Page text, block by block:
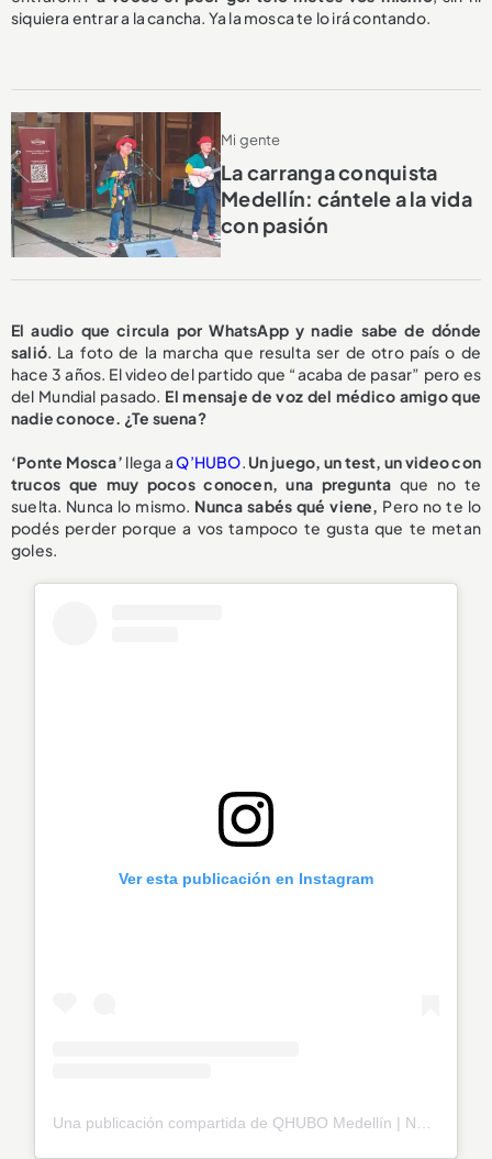
siquiera entrar a la cancha. Ya la mosca te lo irá contando.
Mi gente
La carranga conquista
Medellín: cántele a la vida
con pasión
El audio que circula por WhatsApp y nadie sabe de dónde
salió . La foto de la marcha que resulta ser de otro país o de
hace 3 años. El video del partido que “acaba de pasar” pero es
del Mundial pasado. El mensaje de voz del médico amigo que
nadie conoce. ¿Te suena?
‘Ponte Mosca’ llega aQ’HUBO Un juego, un test, un video con
trucos que muy pocos conocen, una pregunta que no te
suelta. Nunca lo mismo. Nunca sabés qué viene,
Pero no te lo
podés perder porque a vos tampoco te gusta que te metan
goles.
Ver esta publicación en Instagram
Una publicación compartida de QHUBO Medellín | Noticias (@qhubomedallo)